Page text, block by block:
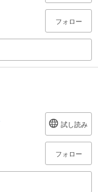
フォロー
試し読み
フォロー